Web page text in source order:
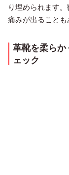
り埋められます
痛みが出ることも
革靴を柔ら
ェック